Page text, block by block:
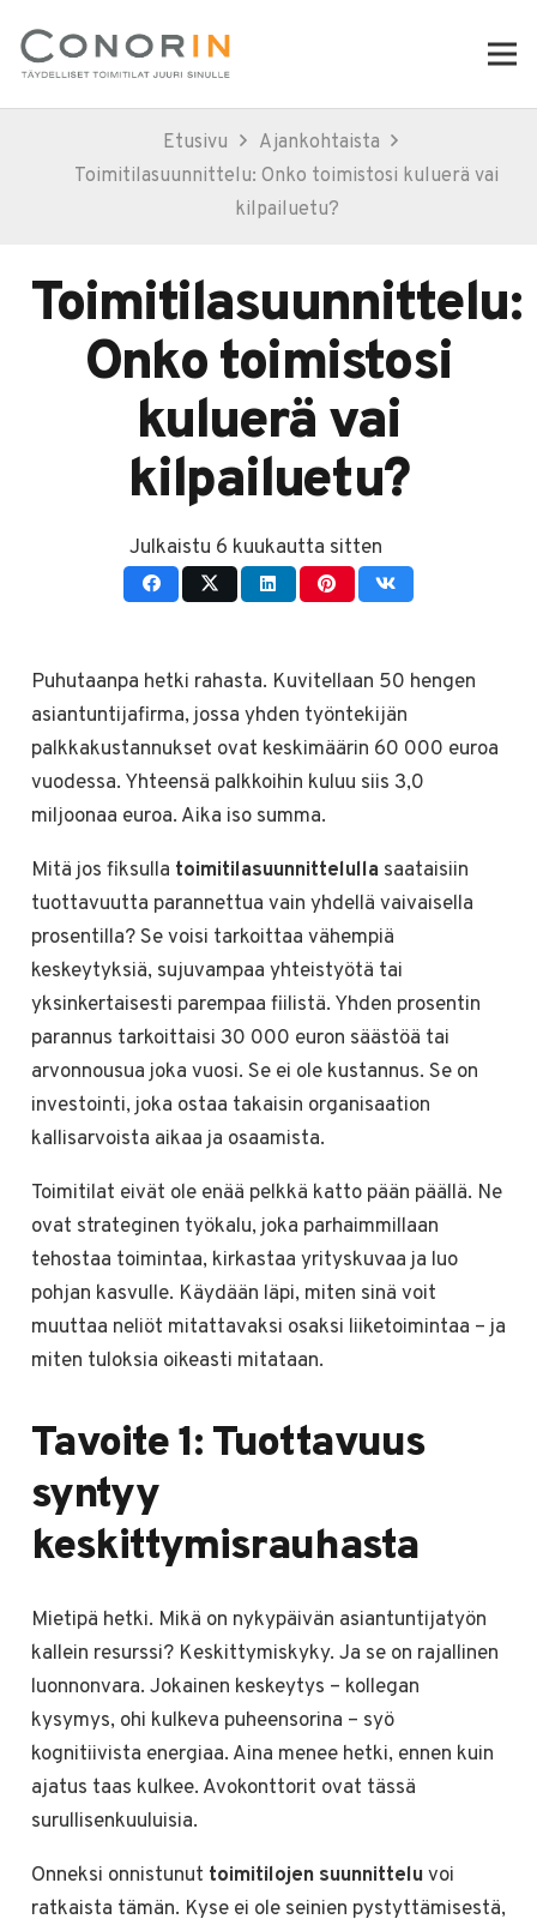
Etusivu
Ajankohtaista
Toimitilasuunnittelu: Onko toimistosi kuluerä vai
kilpailuetu?
Toimitilasuunnittelu:
Onko toimistosi
kuluerä vai
kilpailuetu?
Julkaistu 6 kuukautta sitten
Puhutaanpa hetki rahasta. Kuvitellaan 50 hengen
asiantuntijafirma, jossa yhden työntekijän
palkkakustannukset ovat keskimäärin 60 000 euroa
vuodessa. Yhteensä palkkoihin kuluu siis 3,0
miljoonaa euroa. Aika iso summa.
Mitä jos fiksulla toimitilasuunnittelullasaataisiin
tuottavuutta parannettua vain yhdellä vaivaisella
prosentilla? Se voisi tarkoittaa vähempiä
keskeytyksiä, sujuvampaa yhteistyötä tai
yksinkertaisesti parempaa fiilistä. Yhden prosentin
parannus tarkoittaisi 30 000 euron säästöä tai
arvonnousua joka vuosi. Se ei ole kustannus. Se on
investointi, joka ostaa takaisin organisaation
kallisarvoista aikaa ja osaamista.
Toimitilat eivät ole enää pelkkä katto pään päällä. Ne
ovat strateginen työkalu, joka parhaimmillaan
tehostaa toimintaa, kirkastaa yrityskuvaa ja luo
pohjan kasvulle. Käydään läpi, miten sinä voit
muuttaa neliöt mitattavaksi osaksi liiketoimintaa – ja
miten tuloksia oikeasti mitataan.
Tavoite 1: Tuottavuus
syntyy
keskittymisrauhasta
Mietipä hetki. Mikä on nykypäivän asiantuntijatyön
kallein resurssi? Keskittymiskyky. Ja se on rajallinen
luonnonvara. Jokainen keskeytys – kollegan
kysymys, ohi kulkeva puheensorina – syö
kognitiivista energiaa. Aina menee hetki, ennen kuin
ajatus taas kulkee. Avokonttorit ovat tässä
surullisenkuuluisia.
Onneksi onnistunut toimitilojen suunnitteluvoi
ratkaista tämän. Kyse ei ole seinien pystyttämisestä,